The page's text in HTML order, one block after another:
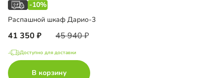
-10%
Распашной шкаф Дарио-3
41 350 45 940
Доступно для доставки
В корзину